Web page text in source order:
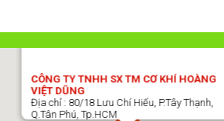
CÔNG TY TNHH SX TM CƠ KHÍ HOÀNG
VIỆT DŨNG
Địa chỉ : 80/18 Lưu Chí Hiếu, P.Tây Thạnh,
Q.Tân Phú, Tp.HCM